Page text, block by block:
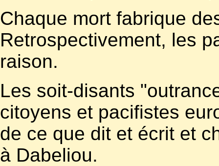
Chaque mort fabrique
Retrospectivement, les
raison.
Les soit-disants
citoyens et pacifistes
de ce que dit et écrit et
à Dabeliou.